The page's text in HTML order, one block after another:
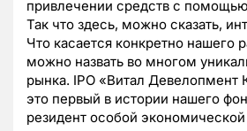
привлечении средств с
Так что здесь, можно сказать,
Что касается конкретно нашего
можно назвать во многом
рынка. IPO «Витал
это первый в истории нашего
резидент особой